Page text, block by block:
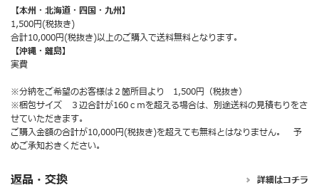
【本州・北海道・四国・九州】
1,500円(税抜き)
合計10,000円(税抜き)以上のご購入で送料無料となります。
【沖縄・離島】
実費
※分納をご希望のお客様は２箇所目より 1,500円（税抜き）
※梱包サイズ ３辺合計が160ｃｍを超える場合は、別途送料の見積もりをさ
せていただきます。
ご購入金額の合計が10,000円(税抜き)を超えても無料とはなりません。 予
めご承知おきください。
返品・交換 詳細はコチラ